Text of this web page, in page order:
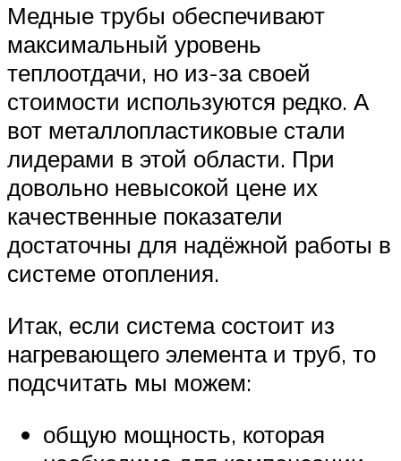
Медные трубы обеспечивают
максимальный уровень
теплоотдачи, но из-за своей
стоимости используются редко. А
вот металлопластиковые стали
лидерами в этой области. При
довольно невысокой цене их
качественные показатели
достаточны для надёжной работы в
системе отопления.
Итак, если система состоит из
нагревающего элемента и труб, то
подсчитать мы можем:
общую мощность, которая